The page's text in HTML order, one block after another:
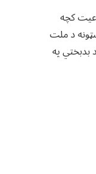
کچه
د ملت
بدبختي په